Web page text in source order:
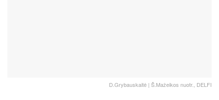
D.Grybauskaitė | Š.Mažeikos nuotr., DELFI